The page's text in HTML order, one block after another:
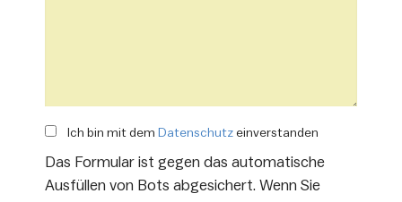
Ich bin mit dem Datenschutz einverstanden
Das Formular ist gegen das automatische
Ausfüllen von Bots abgesichert. Wenn Sie